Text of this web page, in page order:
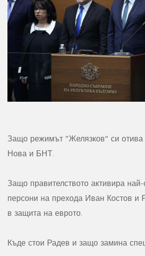
Защо режимът "Желязков" си отива
Нова и БНТ.
Защо правителството активира най-
персони на прехода Иван Костов и
в защита на еврото.
Къде стои Радев и защо замина